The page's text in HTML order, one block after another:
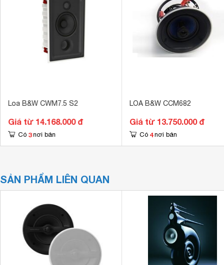
Loa B&W CWM7.5 S2
Giá từ 14.168.000 đ
Có 3 nơi bán
LOA B&W CCM682
Giá từ 13.750.000 đ
Có 4 nơi bán
SẢN PHẨM LIÊN QUAN